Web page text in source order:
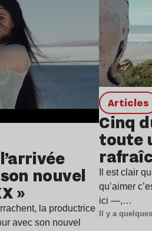
nouvel
»
la productrice
avec son nouvel
Articles
Cinq
toute
Il est clair
qu’aimer
ici —,…
Il y a